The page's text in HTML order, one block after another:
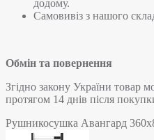
додому.
Самовивіз з нашого
Обмін та повернення
Згідно закону України товар
протягом 14 днів після
Рушникосушка Авангард